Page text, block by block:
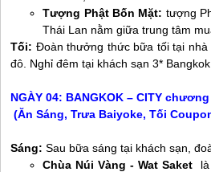
Tượng Phật Bốn Mặt: tượng
Thái Lan nằm giữa trung tâm
Tối: Đoàn thưởng thức bữa tối tại
đô. Nghỉ đêm tại khách sạn 3* Bangkok.
NGÀY 04: BANGKOK –
(Ăn Sáng, Trưa Baiyoke, Tối
Sáng: Sau bữa sáng tại khách sạn,
Chùa Núi Vàng - Wat Saket là